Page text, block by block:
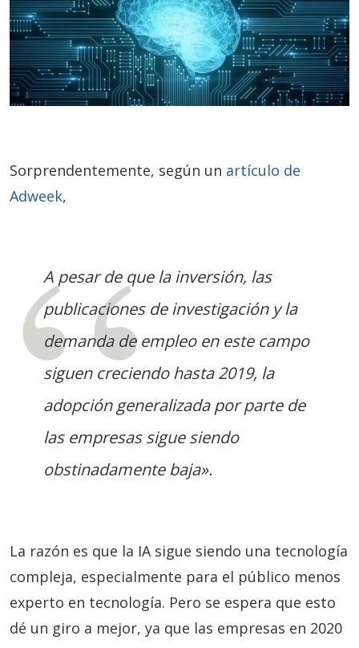
Sorprendentemente, según un artículo de
Adweek,
A pesar de que la inversión, las
publicaciones de investigación y la
demanda de empleo en este campo
siguen creciendo hasta 2019, la
adopción generalizada por parte de
las empresas sigue siendo
obstinadamente baja».
La razón es que la IA sigue siendo una tecnología
compleja, especialmente para el público menos
experto en tecnología. Pero se espera que esto
dé un giro a mejor, ya que las empresas en 2020